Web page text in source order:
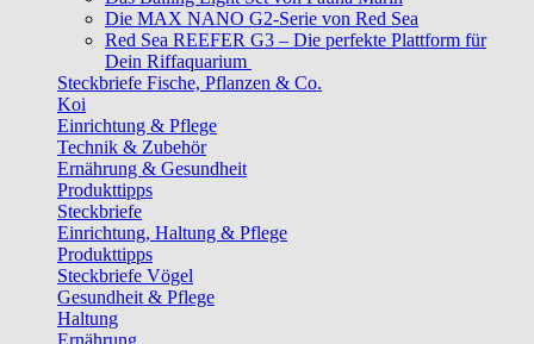
Die MAX NANO G2-Serie von Red Sea
Red Sea REEFER G3 – Die perfekte Plattform für
Dein Riffaquarium
Steckbriefe Fische, Pflanzen & Co.
Koi
Einrichtung & Pflege
Technik & Zubehör
Ernährung & Gesundheit
Produkttipps
Steckbriefe
Einrichtung, Haltung & Pflege
Produkttipps
Steckbriefe Vögel
Gesundheit & Pflege
Haltung
Ernährung